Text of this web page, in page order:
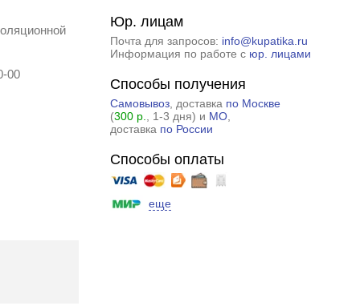
00
Юр. лицам
Почта для запросов: info@kupatika.ru
Информация по работе с юр. лицами
Способы получения
Самовывоз, доставка по Москве
(300 р. , 1-3 дня) и МО,
доставка по России
Способы оплаты
еще